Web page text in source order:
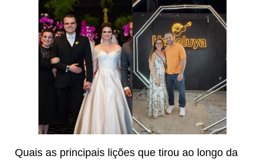
Quais as principais lições que tirou ao longo da